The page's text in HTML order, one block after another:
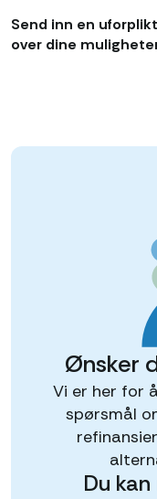
Send inn en
over dine
Ønsker
Vi er her for
spørsmål
Du